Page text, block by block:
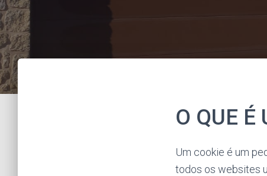
O QUE É
Um cookie é um
todos os websites